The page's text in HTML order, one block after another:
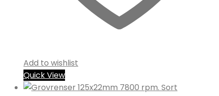
Add to wishlist
Quick View